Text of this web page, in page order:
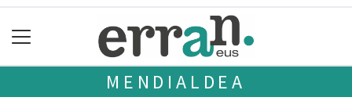
MENDIALDEA